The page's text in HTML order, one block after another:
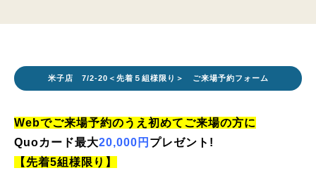
米子店 7/2-20＜先着５組様限り＞ ご来場予約フォーム
Webでご来場予約のうえ初めてご来場の方に
Quoカード最大20,000円 プレゼント!
【先着5組様限り】